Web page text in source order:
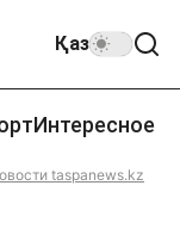
Қаз
Интересное
taspanews.kz